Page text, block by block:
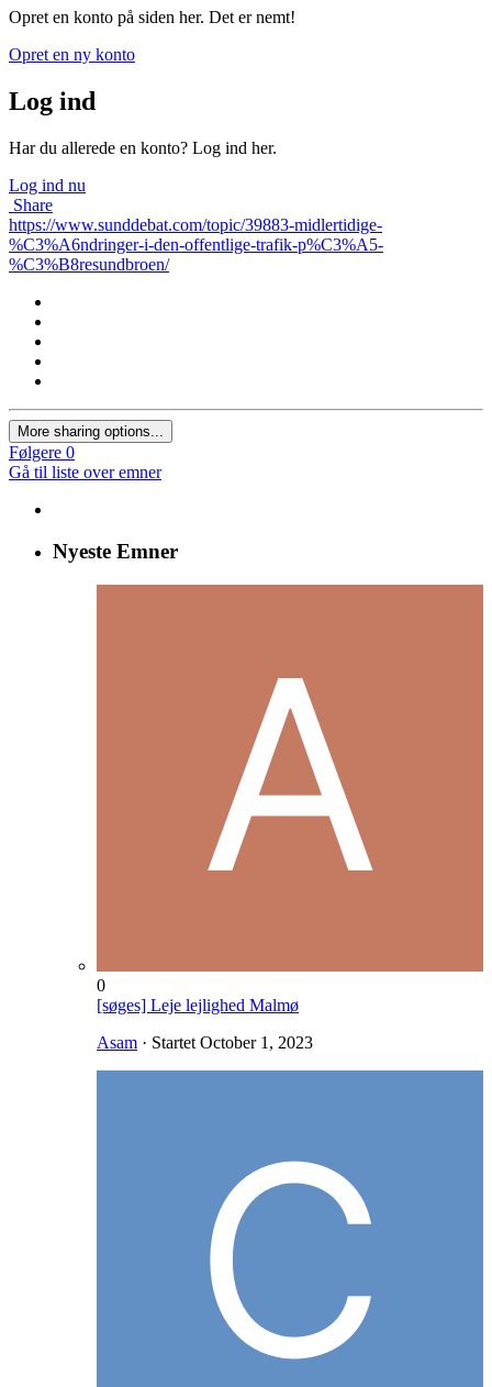
Opret en konto på siden her. Det er nemt!
Opret en ny konto
Log ind
Har du allerede en konto? Log ind her.
Log ind nu
Share
https://www.sunddebat.com/topic/39883-midlertidige-
%C3%A6ndringer-i-den-offentlige-trafik-p%C3%A5-
%C3%B8resundbroen/
More sharing options...
Følgere 0
Gå til liste over emner
Nyeste Emner
0
[søges] Leje lejlighed Malmø
Asam · Startet October 1, 2023